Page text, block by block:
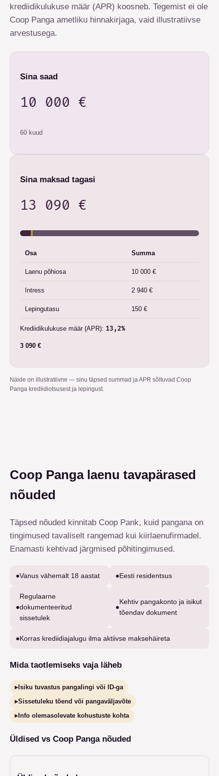
krediidikulukuse määr (APR) koosneb. Tegemist ei ole
Coop Panga ametliku hinnakirjaga, vaid illustratiivse
arvestusega.
Sina saad
10 000 €
60 kuud
Sina maksad tagasi
13 090 €
Osa Summa
Laenu põhiosa 10 000 €
Intress 2 940 €
Lepingutasu 150 €
Krediidikulukuse määr (APR): 13,2%
3 090 €
Näide on illustratiivne — sinu täpsed summad ja APR sõltuvad Coop
Panga krediidiotsusest ja lepingust.
Coop Panga laenu tavapärased
nõuded
Täpsed nõuded kinnitab Coop Pank, kuid pangana on
tingimused tavaliselt rangemad kui kiirlaenufirmadel.
Enamasti kehtivad järgmised põhitingimused.
●Vanus vähemalt 18 aastat ●Eesti residentsus
●
Regulaarne
dokumenteeritud
sissetulek
●
Kehtiv pangakonto ja isikut
tõendav dokument
●Korras krediidiajalugu ilma aktiivse maksehäireta
Mida taotlemiseks vaja läheb
▸Isiku tuvastus pangalingi või ID-ga
▸Sissetuleku tõend või pangaväljavõte
▸Info olemasolevate kohustuste kohta
Üldised vs Coop Panga nõuded